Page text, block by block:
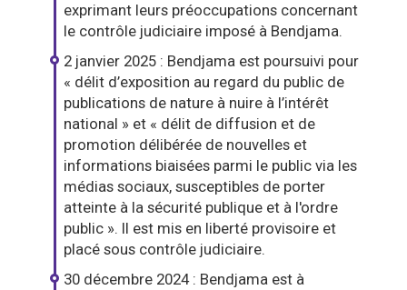
exprimant leurs préoccupations concernant
le contrôle judiciaire imposé à Bendjama.
2 janvier 2025 : Bendjama est poursuivi pour
« délit d’exposition au regard du public de
publications de nature à nuire à l’intérêt
national » et « délit de diffusion et de
promotion délibérée de nouvelles et
informations biaisées parmi le public via les
médias sociaux, susceptibles de porter
atteinte à la sécurité publique et à l'ordre
public ». Il est mis en liberté provisoire et
placé sous contrôle judiciaire.
30 décembre 2024 : Bendjama est à